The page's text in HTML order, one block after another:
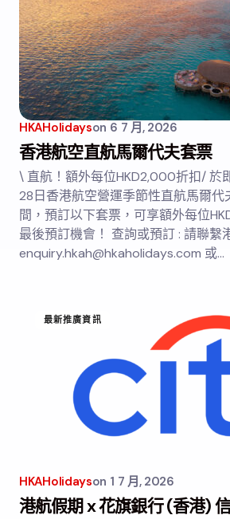
HKAHolidayson 6 7 月, 2026
香港航空直航馬爾代夫套票
\ 直航！額外每位HKD2,000折扣/ 於
28日香港航空營運季節性直航馬爾代
間，預訂以下套票，可享額外每位
最後預訂機會！ 查詢或預訂 : 請聯繫
enquiry.hkah@hkaholidays.com 或…
最新推廣資訊
HKAHolidayson 1 7 月, 2026
港航假期 x 花旗銀行 (香港)